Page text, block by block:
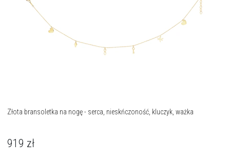
Złota bransoletka na nogę - serca, nieskńczoność, kluczyk, ważka
919 zł